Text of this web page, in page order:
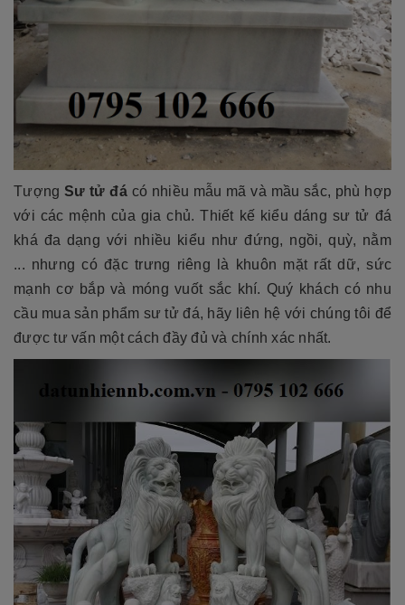
Tượng Sư tử đá có nhiều mẫu mã và mầu sắc, phù hợp
với các mệnh của gia chủ. Thiết kế kiểu dáng sư tử đá
khá đa dạng với nhiều kiểu như đứng, ngồi, quỳ, nằm
... nhưng có đặc trưng riêng là khuôn mặt rất dữ, sức
mạnh cơ bắp và móng vuốt sắc khí. Quý khách có nhu
cầu mua sản phẩm sư tử đá, hãy liên hệ với chúng tôi để
được tư vấn một cách đầy đủ và chính xác nhất.